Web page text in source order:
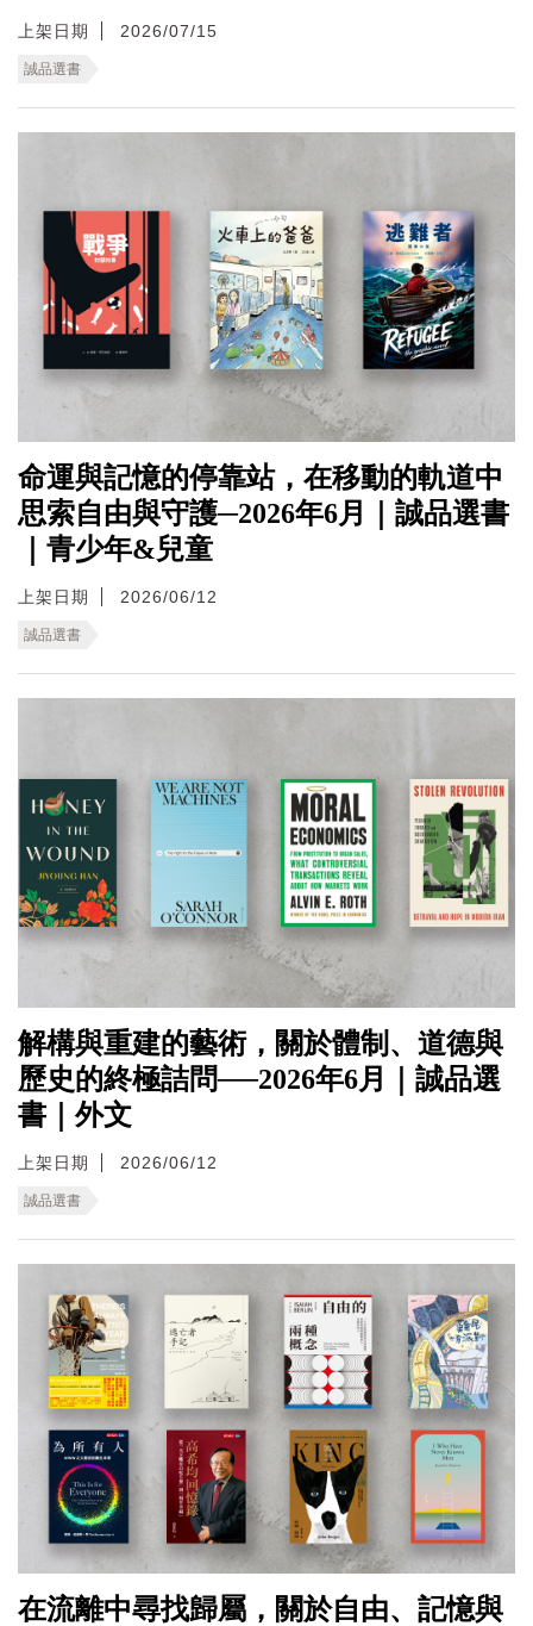
上架日期 2026/07/15
誠品選書
命運與記憶的停靠站，在移動的軌道中
思索自由與守護─2026年6月｜誠品選書
｜青少年&兒童
上架日期 2026/06/12
誠品選書
解構與重建的藝術，關於體制、道德與
歷史的終極詰問──2026年6月｜誠品選
書｜外文
上架日期 2026/06/12
誠品選書
在流離中尋找歸屬，關於自由、記憶與